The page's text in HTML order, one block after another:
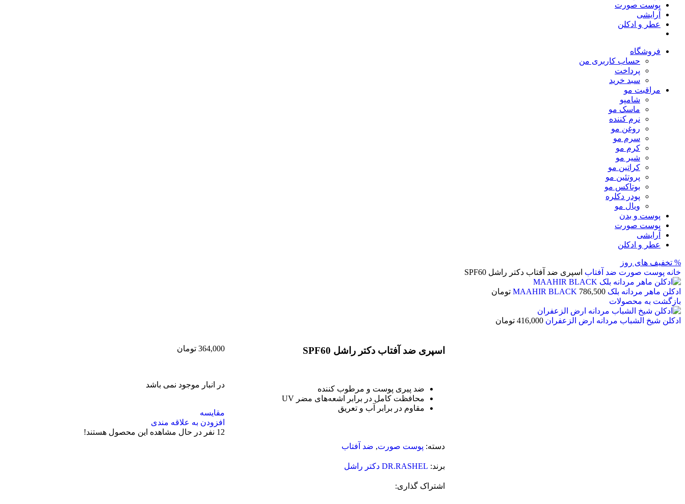
پوست صورت
آرایشی
عطر و ادکلن
فروشگاه
حساب کاربری من
پرداخت
سبد خرید
مراقبت مو
شامپو
ماسک مو
نرم کننده
روغن مو
سرم مو
کرم مو
شیر مو
کراتین مو
پروتئین مو
بوتاکس مو
پودر دکلره
ویال مو
پوست و بدن
پوست صورت
آرایشی
عطر و ادکلن
% تخفیف های روز
خانه پوست صورت ضد آفتاب اسپری ضد آفتاب دکتر راشل SPF60
ادکلن ماهر مردانه بلک MAAHIR BLACK 786,500
تومان
بازگشت به محصولات
ادکلن شیخ الشباب مردانه ارض الزعفران 416,000 تومان
اسپری ضد آفتاب دکتر راشل SPF60
ضد پیری پوست و مرطوب کننده
محافظت کامل در برابر اشعه‌های مضر UV
مقاوم در برابر آب و تعریق
دسته: پوست صورت, ضد آفتاب
برند: DR.RASHEL دکتر راشل
اشتراک گذاری:
364,000 تومان
در انبار موجود نمی باشد
مقایسه
افزودن به علاقه مندی
12 نفر در حال مشاهده این محصول هستند!